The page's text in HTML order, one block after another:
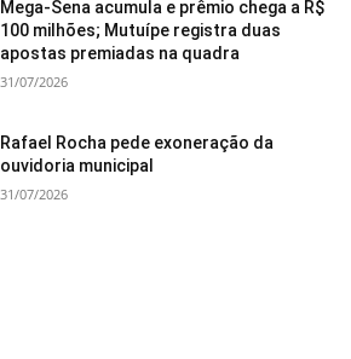
Mega-Sena acumula e prêmio chega a R$
100 milhões; Mutuípe registra duas
apostas premiadas na quadra
31/07/2026
Rafael Rocha pede exoneração da
ouvidoria municipal
31/07/2026